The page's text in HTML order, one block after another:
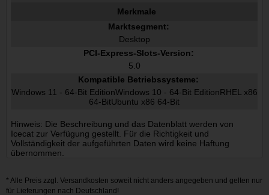
Merkmale
Marktsegment:
Desktop
PCI-Express-Slots-Version:
5.0
Kompatible Betriebssysteme:
Windows 11 - 64-Bit EditionWindows 10 - 64-Bit EditionRHEL x86
64-BitUbuntu x86 64-Bit
Hinweis: Die Beschreibung und das Datenblatt werden von
Icecat zur Verfügung gestellt. Für die Richtigkeit und
Vollständigkeit der aufgeführten Daten wird keine Haftung
übernommen.
* Alle Preis zzgl. Versandkosten soweit nicht anders angegeben und gelten nur
für Lieferungen nach Deutschland!